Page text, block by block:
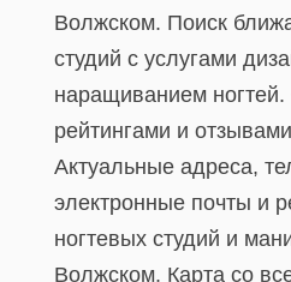
Волжском. Поиск
студий с услугами
наращиванием ногтей.
рейтингами и
Актуальные адреса,
электронные почты и
ногтевых студий и
Волжском. Карта со